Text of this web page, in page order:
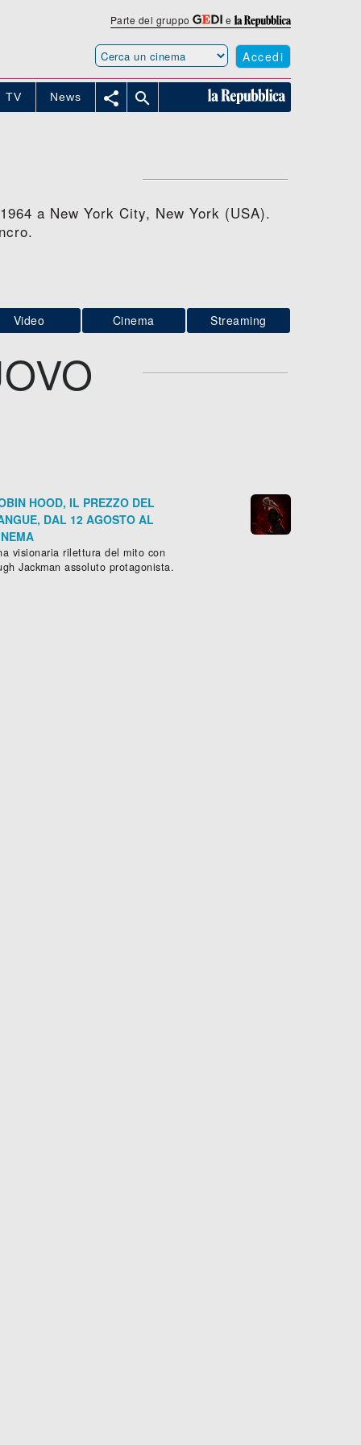
Parte del gruppo e
Accedi
TV News  
a New York City, New York (USA).
Video Cinema Streaming
HOOD, IL PREZZO DEL
DAL 12 AGOSTO AL
visionaria rilettura del mito con
Jackman assoluto protagonista.